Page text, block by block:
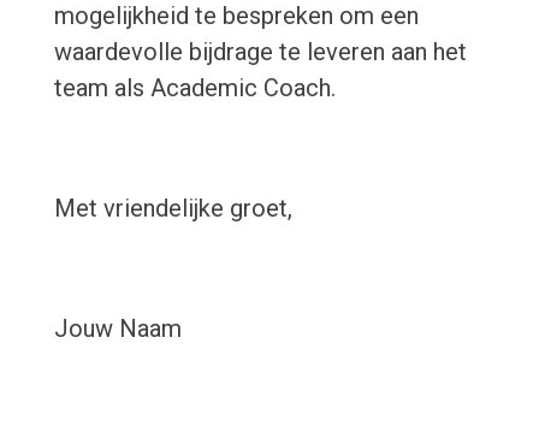
mogelijkheid te bespreken om een
waardevolle bijdrage te leveren aan het
team als Academic Coach.
Met vriendelijke groet,
Jouw Naam